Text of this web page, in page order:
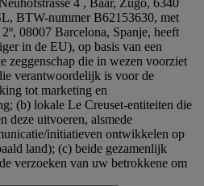
4 , Baar, Zugo, 6340
BTW-nummer B62153630, met
08007 Barcelona, Spanje, heeft
in de EU), op basis van een
zeggenschap die in wezen voorziet
verantwoordelijk is voor de
tot marketing en
(b) lokale Le Creuset-entiteiten die
deze uitvoeren, alsmede
initiatieven ontwikkelen op
land); (c) beide gezamenlijk
verzoeken van uw betrokkene om